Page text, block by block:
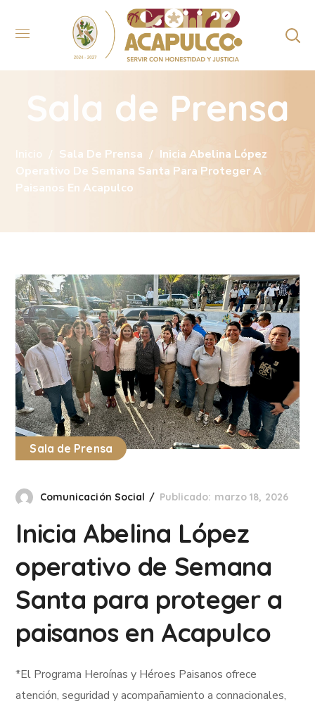
Sala de Prensa
Inicio Sala De Prensa
Inicia Abelina López
Operativo De Semana Santa Para Proteger A
Paisanos En Acapulco
Sala de Prensa
Comunicación Social Publicado: marzo 18, 2026
Inicia Abelina López
operativo de Semana
Santa para proteger a
paisanos en Acapulco
*El Programa Heroínas y Héroes Paisanos ofrece
atención, seguridad y acompañamiento a connacionales,